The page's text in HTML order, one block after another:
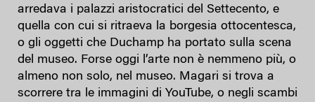
arredava i palazzi aristocratici del Settecento, e
quella con cui si ritraeva la borgesia ottocentesca,
o gli oggetti che Duchamp ha portato sulla scena
del museo. Forse oggi l’arte non è nemmeno più, o
almeno non solo, nel museo. Magari si trova a
scorrere tra le immagini di YouTube, o negli scambi